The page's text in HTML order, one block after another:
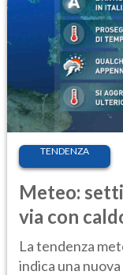
TENDENZA
Meteo:
via con
temporale
La tendenza
indica una